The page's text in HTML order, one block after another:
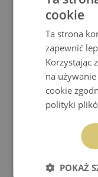
TABLICA
Cena:
cookie
Ta strona
zapewnić
Korzystając
na
cookie
polityki
POKAŻ